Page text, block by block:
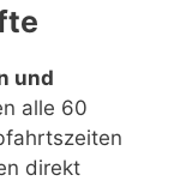
und
alle 60
direkt